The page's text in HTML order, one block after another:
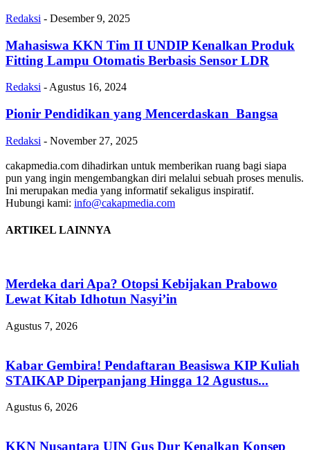
Redaksi - Desember 9, 2025
Mahasiswa KKN Tim II UNDIP Kenalkan Produk
Fitting Lampu Otomatis Berbasis Sensor LDR
Redaksi - Agustus 16, 2024
Pionir Pendidikan yang Mencerdaskan Bangsa
Redaksi - November 27, 2025
cakapmedia.com dihadirkan untuk memberikan ruang bagi siapa
pun yang ingin mengembangkan diri melalui sebuah proses menulis.
Ini merupakan media yang informatif sekaligus inspiratif.
Hubungi kami: info@cakapmedia.com
ARTIKEL LAINNYA
Merdeka dari Apa? Otopsi Kebijakan Prabowo
Lewat Kitab Idhotun Nasyi’in
Agustus 7, 2026
Kabar Gembira! Pendaftaran Beasiswa KIP Kuliah
STAIKAP Diperpanjang Hingga 12 Agustus...
Agustus 6, 2026
KKN Nusantara UIN Gus Dur Kenalkan Konsep